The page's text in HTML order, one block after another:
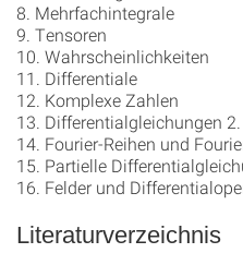
8. Mehrfachintegrale
9. Tensoren
10. Wahrscheinlichkeiten
11. Differentiale
12. Komplexe Zahlen
13. Differentialgleichungen
14. Fourier-Reihen und
15. Partielle
16. Felder und
Literaturverzeichnis